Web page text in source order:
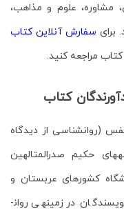
مشاوره، علوم و مذاهب،
برای سفارش آنلاین کتاب
مراجعه کنید.
کتاب
(روان­شناسی از دیدگاه
حکیم صدرالمتالهین
کشورهای عربستان و
در زمینه­ی روان­